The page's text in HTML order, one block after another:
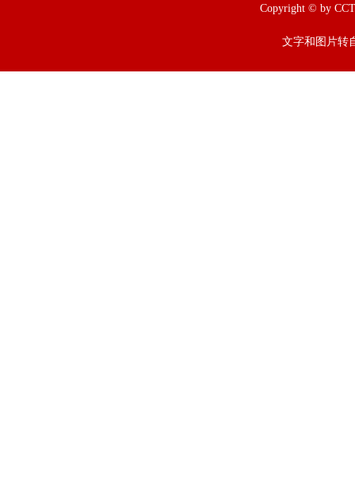
Copyright © by
文字和图片转